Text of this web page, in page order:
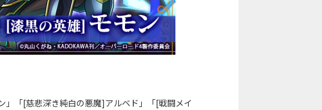
「[慈悲深き純白の悪魔]アルベド」「[戦闘メイ